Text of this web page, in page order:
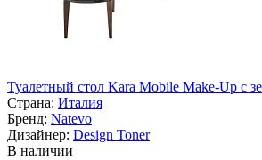
Туалетный стол Kara Mobile Make-Up с
Страна: Италия
Бренд: Natevo
Дизайнер: Design Toner
В наличии